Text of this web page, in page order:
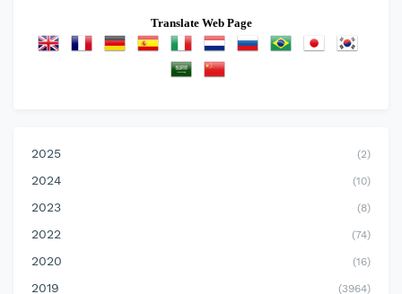
Translate Web Page
2025 (2)
2024 (10)
2023 (8)
2022 (74)
2020 (16)
2019 (3964)